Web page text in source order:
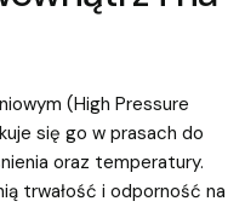
(High Pressure
się go w prasach do
oraz temperatury.
trwałość i odporność na